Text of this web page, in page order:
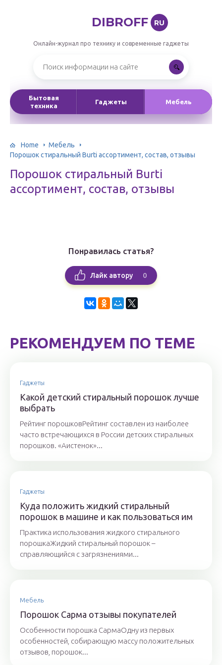
DIBROFF RU
Онлайн-журнал про технику и современные гаджеты
Бытовая
техника
Гаджеты Мебель
Home
Мебель
Порошок стиральный Burti ассортимент, состав, отзывы
Порошок стиральный Burti
ассортимент, состав, отзывы
Понравилась статья?
Лайк автору 0
РЕКОМЕНДУЕМ ПО ТЕМЕ
Гаджеты
Какой детский стиральный порошок лучше
выбрать
Рейтинг порошковРейтинг составлен из наиболее
часто встречающихся в России детских стиральных
порошков. «Аистенок»...
Гаджеты
Куда положить жидкий стиральный
порошок в машине и как пользоваться им
Практика использования жидкого стирального
порошкаЖидкий стиральный порошок –
справляющийся с загрязнениями...
Мебель
Порошок Сарма отзывы покупателей
Особенности порошка СармаОдну из первых
особенностей, собирающую массу положительных
отзывов, порошок...